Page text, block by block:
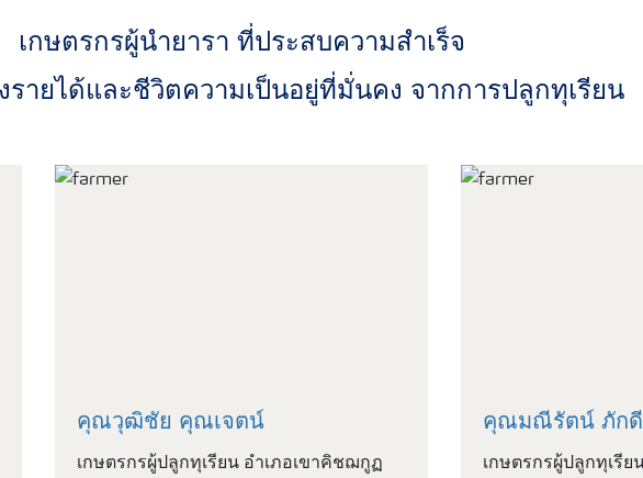
เกษตรกรผู้นำยารา ที่ประสบความสำเร็จ
รายได้และชีวิตความเป็นอยู่ที่มั่นคง จากการปลูกทุเรียน
คุณวุฒิชัย คุณเจตน์
เกษตรกรผู้ปลูกทุเรียน อำเภอเขาคิชฌกูฏ
คุณมณีรัตน์ ภักดี
เกษตรกรผู้ปลูกทุเรีย